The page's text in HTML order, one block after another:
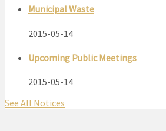
Municipal Waste
2015-05-14
Upcoming Public Meetings
2015-05-14
See All Notices